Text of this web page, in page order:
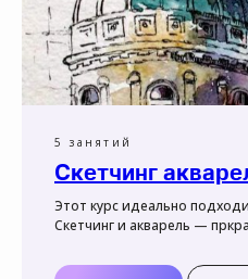
5 занятий
Скетчинг
Этот курс идеально
Скетчинг и акварель —